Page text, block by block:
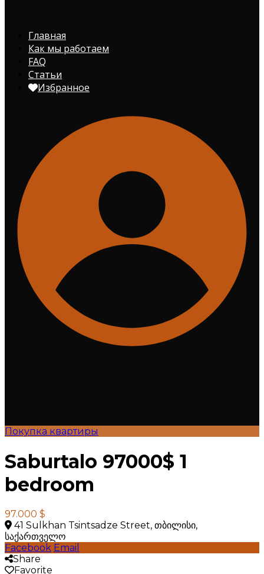
Главная
Как мы работаем
FAQ
Статьи
Избранное
Покупка квартиры
Saburtalo 97000$ 1
bedroom
97.000 $
41 Sulkhan Tsintsadze Street, თბილისი,
საქართველო
Facebook Email
Share
Favorite